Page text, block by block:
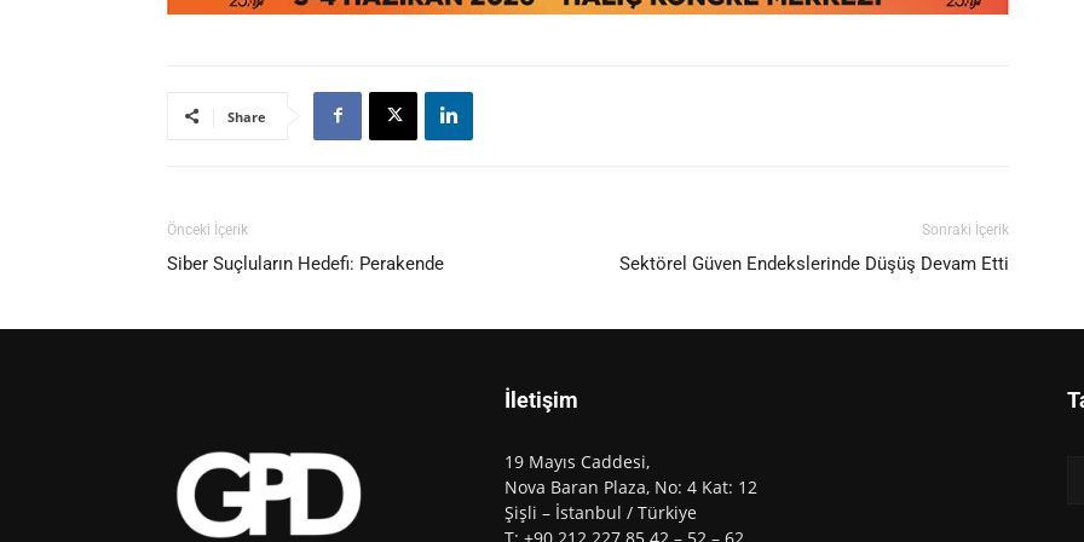
Share
Önceki İçerik
Siber Suçluların Hedefi: Perakende
Sonraki İçerik
Sektörel Güven Endekslerinde Düşüş Devam Etti
İletişim
19 Mayıs Caddesi,
Nova Baran Plaza, No: 4 Kat: 12
Şişli – İstanbul / Türkiye
T: +90 212 227 85 42 – 52 – 62